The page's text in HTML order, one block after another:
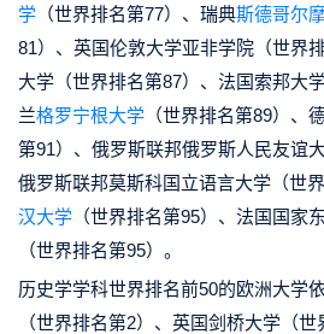
学 （世界排名第77）、瑞典斯德哥尔
81）、英国伦敦大学亚非学院（世界
大学（世界排名第87）、法国索邦大
兰格罗宁根大学 （世界排名第89）、
第91）、俄罗斯联邦俄罗斯人民友谊
俄罗斯联邦莫斯科国立语言大学（世
汉大学 （世界排名第95）、法国国家
（世界排名第95）。
历史学学科世界排名前50的欧洲大学
（世界排名第2）、英国剑桥大学（